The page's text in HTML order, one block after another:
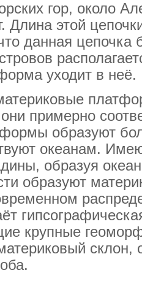
гор, около
Длина этой
данная
уходит в неё.
примерно
образуют
океанам.
образуя
образуют
крупные
склон,